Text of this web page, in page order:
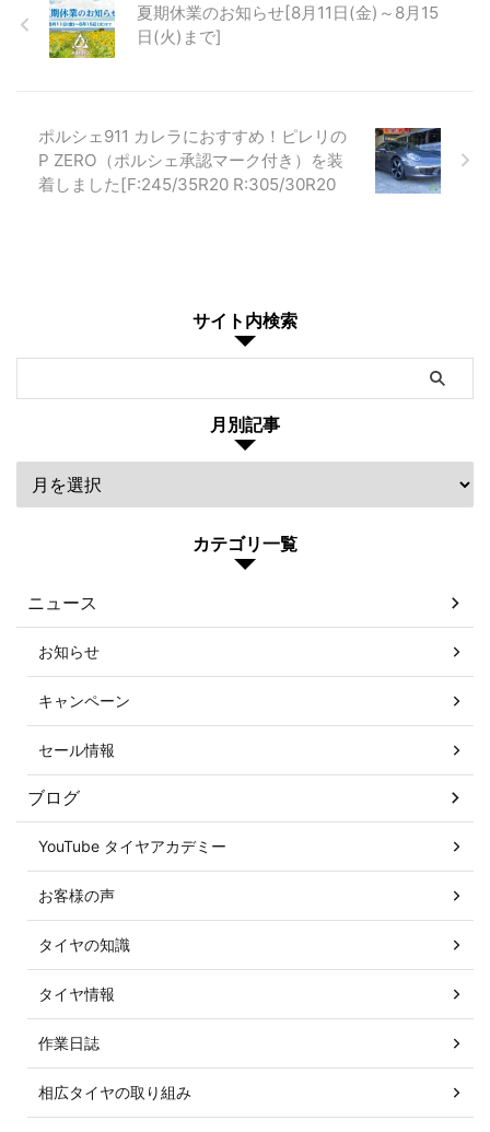
夏期休業のお知らせ[8月11日(金)～8月15
日(火)まで]
ポルシェ911 カレラにおすすめ！ピレリの
P ZERO（ポルシェ承認マーク付き）を装
着しました[F:245/35R20 R:305/30R20
サイト内検索
月別記事
カテゴリ一覧
ニュース
お知らせ
キャンペーン
セール情報
ブログ
YouTube タイヤアカデミー
お客様の声
タイヤの知識
タイヤ情報
作業日誌
相広タイヤの取り組み